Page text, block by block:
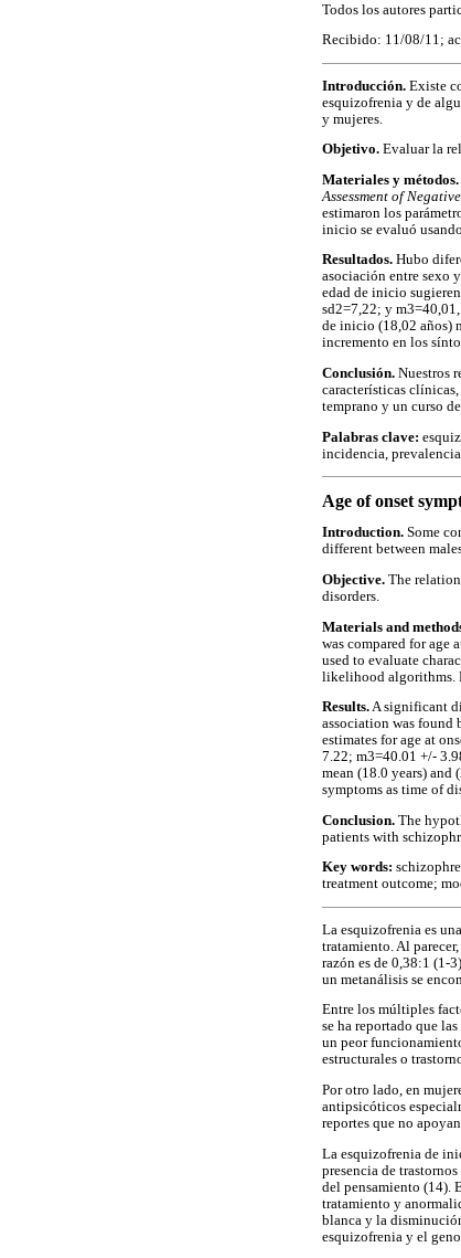
Todos los autores
Recibido: 11/08/11;
Introducción. Existe
esquizofrenia y de
y mujeres.
Objetivo. Evaluar la
Materiales y métodos.
Assessment of
estimaron los
inicio se evaluó
Resultados. Hubo
asociación entre sexo
edad de inicio
sd2=7,22; y
de inicio (18,02 años)
incremento en los
Conclusión. Nuestros
características
temprano y un curso
Palabras clave:
incidencia,
Age of onset
Introduction. Some
different between
Objective. The
disorders.
Materials and
was compared for age
used to evaluate
likelihood algorithms.
Results.A significant
association was found
estimates for age at
7.22; m3=40.01 +/-
mean (18.0 years) and
symptoms as time of
Conclusion. The
patients with
Key words:
treatment outcome;
La esquizofrenia es
tratamiento. Al
razón es de 0,38:1 (1-
un metanálisis se
Entre los múltiples
se ha reportado que
un peor
estructurales o
Por otro lado, en
antipsicóticos
reportes que no
La esquizofrenia de
presencia de
del pensamiento (14).
tratamiento y
blanca y la
esquizofrenia y el